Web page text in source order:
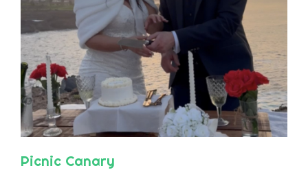
Picnic Canary